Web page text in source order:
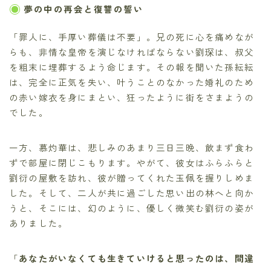
夢の中の再会と復讐の誓い
「罪人に、手厚い葬儀は不要」。兄の死に心を痛めなが
らも、非情な皇帝を演じなければならない劉琛は、叔父
を粗末に埋葬するよう命じます。その報を聞いた孫紜紜
は、完全に正気を失い、叶うことのなかった婚礼のため
の赤い嫁衣を身にまとい、狂ったように街をさまようの
でした。
一方、慕灼華は、悲しみのあまり三日三晩、飲まず食わ
ずで部屋に閉じこもります。やがて、彼女はふらふらと
劉衍の屋敷を訪れ、彼が贈ってくれた玉佩を握りしめま
した。そして、二人が共に過ごした思い出の林へと向か
うと、そこには、幻のように、優しく微笑む劉衍の姿が
ありました。
「あなたがいなくても生きていけると思ったのは、間違